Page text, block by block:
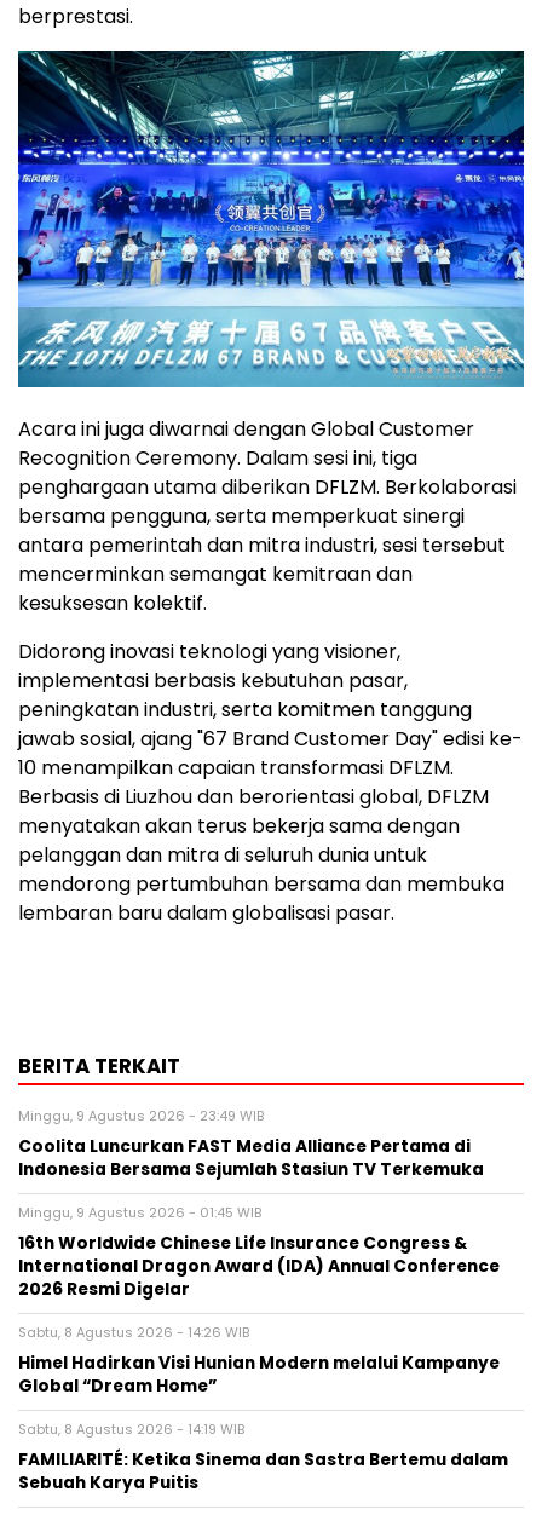
berprestasi.
Acara ini juga diwarnai dengan Global Customer
Recognition Ceremony. Dalam sesi ini, tiga
penghargaan utama diberikan DFLZM. Berkolaborasi
bersama pengguna, serta memperkuat sinergi
antara pemerintah dan mitra industri, sesi tersebut
mencerminkan semangat kemitraan dan
kesuksesan kolektif.
Didorong inovasi teknologi yang visioner,
implementasi berbasis kebutuhan pasar,
peningkatan industri, serta komitmen tanggung
jawab sosial, ajang "67 Brand Customer Day" edisi ke-
10 menampilkan capaian transformasi DFLZM.
Berbasis di Liuzhou dan berorientasi global, DFLZM
menyatakan akan terus bekerja sama dengan
pelanggan dan mitra di seluruh dunia untuk
mendorong pertumbuhan bersama dan membuka
lembaran baru dalam globalisasi pasar.
BERITA TERKAIT
Minggu, 9 Agustus 2026 - 23:49 WIB
Coolita Luncurkan FAST Media Alliance Pertama di
Indonesia Bersama Sejumlah Stasiun TV Terkemuka
Minggu, 9 Agustus 2026 - 01:45 WIB
16th Worldwide Chinese Life Insurance Congress &
International Dragon Award (IDA) Annual Conference
2026 Resmi Digelar
Sabtu, 8 Agustus 2026 - 14:26 WIB
Himel Hadirkan Visi Hunian Modern melalui Kampanye
Global “Dream Home”
Sabtu, 8 Agustus 2026 - 14:19 WIB
FAMILIARITÉ: Ketika Sinema dan Sastra Bertemu dalam
Sebuah Karya Puitis